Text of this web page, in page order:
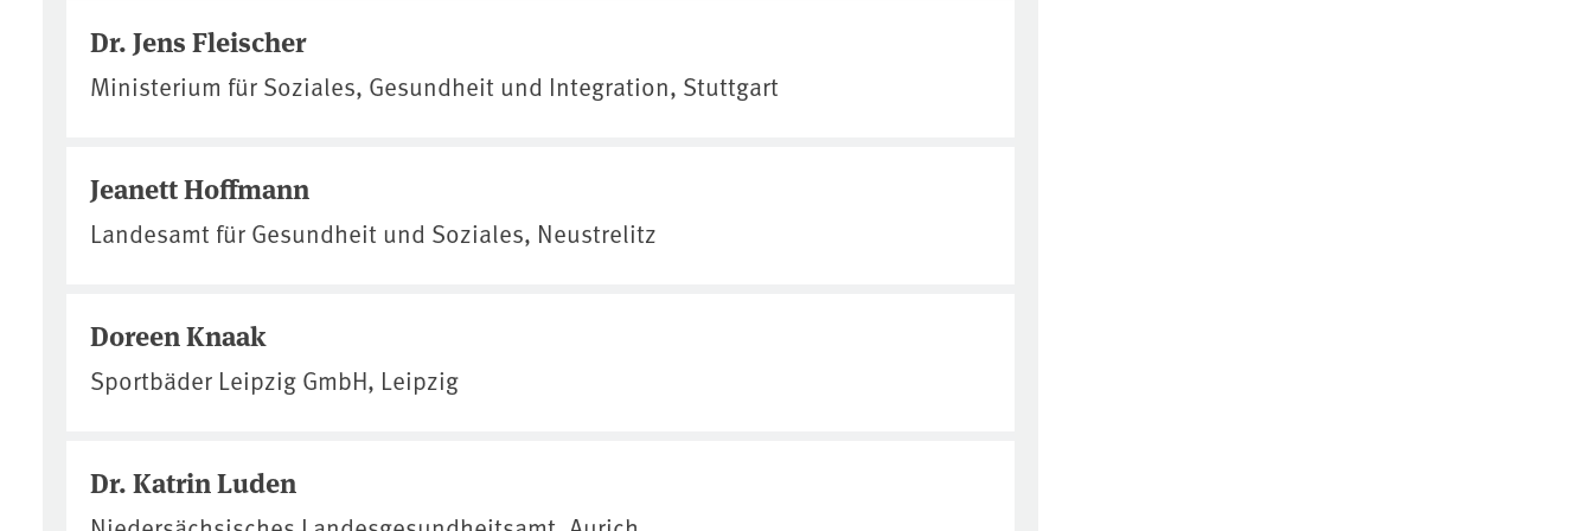
Dr. Jens Fleischer
Ministerium für Soziales, Gesundheit und Integration, Stuttgart
Jeanett Hoffmann
Landesamt für Gesundheit und Soziales, Neustrelitz
Doreen Knaak
Sportbäder Leipzig GmbH, Leipzig
Dr. Katrin Luden